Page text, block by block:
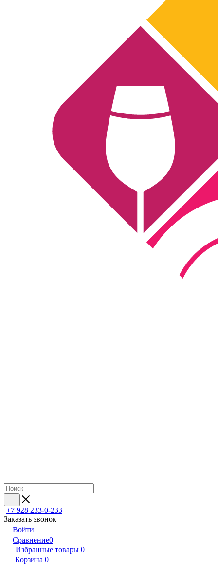
+7 928 233-0-233
Заказать звонок
Войти
Сравнение0
Избранные товары 0
Корзина 0